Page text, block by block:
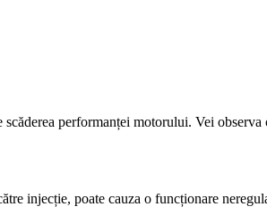
performanței motorului. Vei
injecție, poate cauza o funcționare